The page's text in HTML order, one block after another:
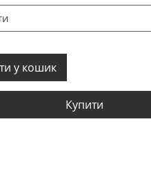
у кошик
Купити